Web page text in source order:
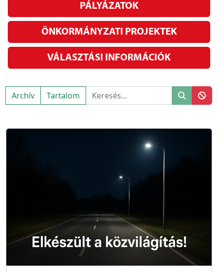
PÁLYÁZATOK
ÖNKORMÁNYZATI PROJEKTEK
VÁLASZTÁSI INFORMÁCIÓK
Archív Tartalom